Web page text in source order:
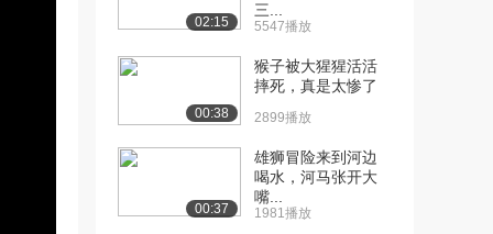
02:15
三...
5547播放
00:38
猴子被大猩猩活活
摔死，真是太惨了
2899播放
00:37
雄狮冒险来到河边
喝水，河马张开大
嘴...
1981播放